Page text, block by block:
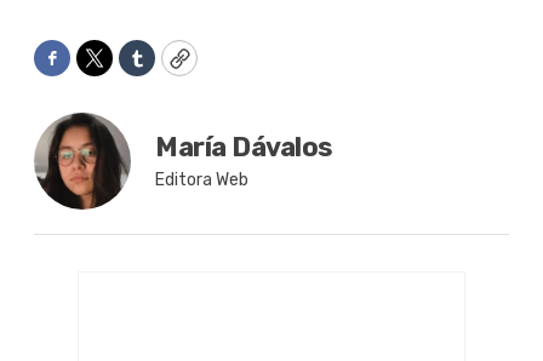
Facebook
TwitterTumblrCopy
María Dávalos
Editora Web